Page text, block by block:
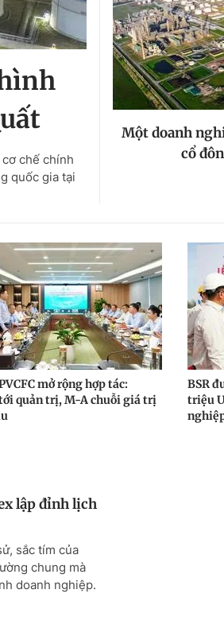
chế chính
quốc gia tại
Một doanh
cổ
mở rộng hợp tác:
quản trị, M-A chuỗi giá trị
BSR
triệu
lập đỉnh lịch
sắc tím của
chung mà
doanh nghiệp.